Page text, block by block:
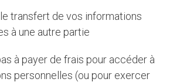
transfert de vos informations
à une autre partie
à payer de frais pour accéder à
personnelles (ou pour exercer